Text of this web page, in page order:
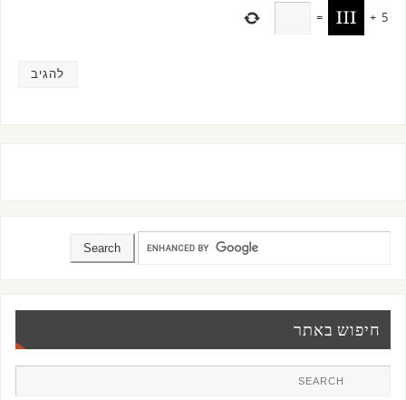
5
+
=
חיפוש באתר